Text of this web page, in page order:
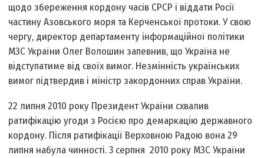
щодо збереження кордону часів СРСР і віддати Росії
частину Азовського моря та Керченської протоки. У свою
чергу, директор департаменту інформаційної політики
МЗС України Олег Волошин запевнив, що Україна не
відступатиме від своїх вимог. Незмінність українських
вимог підтвердив і міністр закордонних справ України.
22 липня 2010 року Президент України схвалив
ратифікацію угоди з Росією про демаркацію державного
кордону. Після ратифікації Верховною Радою вона 29
липня набула чинності. 3 серпня 2010 року МЗС України